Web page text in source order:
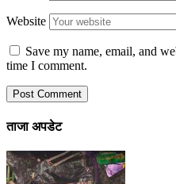
Website
Save my name, email, and
time I comment.
ताजा अपडेट